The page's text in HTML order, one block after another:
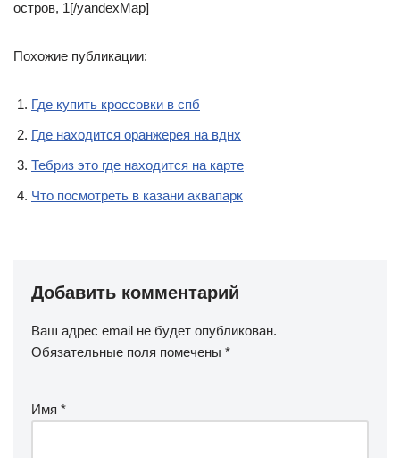
остров, 1[/yandexMap]
Похожие публикации:
Где купить кроссовки в спб
Где находится оранжерея на вднх
Тебриз это где находится на карте
Что посмотреть в казани аквапарк
Добавить комментарий
Ваш адрес email не будет опубликован.
Обязательные поля помечены *
Имя *